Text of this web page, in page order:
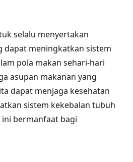
selalu menyertakan
dapat meningkatkan sistem
pola makan sehari-hari
asupan makanan yang
dapat menjaga kesehatan
sistem kekebalan tubuh
bermanfaat bagi